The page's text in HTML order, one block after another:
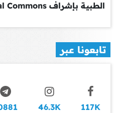
الطبية بإشراف Elsevier Digital Commons (
تابعونا عبر
117K
46.3K